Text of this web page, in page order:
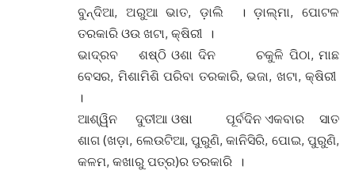
ବୁନ୍ଦିଆ, ଅରୁଆ ଭାତ, ଡ଼ାଲି । ଡ଼ାଲ୍ମା, ପୋଟଳ
ତରକାରି ଓଉ ଖଟା, କ୍ଷିରୀ ।
ଭାଦ୍ରବ ଶଷ୍ଠି ଓଶା ଦିନ ଚକୁଳି ପିଠା, ମାଛ
ବେସର, ମିଶାମିଶି ପରିବା ତରକାରି, ଭଜା, ଖଟା, କ୍ଷିରୀ
।
ଆଶ୍ୱିନ ଦୁତୀଆ ଓଷା ପୂର୍ବଦିନ ଏକବାର ସାତ
ଶାଗ (ଖଡ଼ା, ଲେଉଟିଆ, ପୁରୁଣି, କାନିସିରି, ପୋଇ, ପୁରୁଣି,
କଳମ, କଖାରୁ ପତ୍ର)ର ତରକାରି ।